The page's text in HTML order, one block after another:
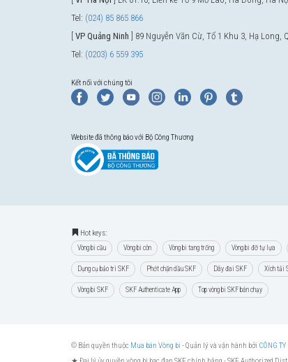
Tel: (024) 85 865 866
VP Quảng Ninh ] 89 Nguyễn Văn Cừ, Tổ 1 Khu 3, Hạ Long,
Tel: (0203) 6 559 395
Kết nối với chúng tôi
Website đã thông báo với Bộ Công Thương
Hot keys:
Vòng bi cầu Vòng bi côn Vòng bi tang trống Vòng bi đỡ tự lựa
Dụng cụ bảo trì SKF Phớt chặn dầu SKF Dây đai SKF Xích tải
Vòng bi SKF SKF Authenticate App Top vòng bi SKF bán chạy
© Bản quyền thuộc Mua bán Vòng bi - Quản lý và vận hành bởi CÔNG